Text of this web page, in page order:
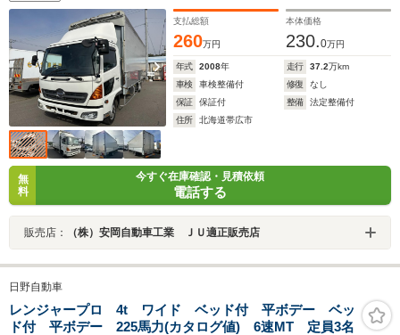
支払総額
260万円
本体価格
230.0万円
年式 2008年 走行 37.2万km
車検
車検整備付 修復
なし
保証
保証付 整備
法定整備付
住所
北海道帯広市
無
料
今すぐ在庫確認・見積依頼
電話する
販売店： （株）安岡自動車工業 ＪＵ適正販売店
日野自動車
レンジャープロ 4t ワイド ベッド付 平ボデー ベッ
ド付 平ボデー 225馬力(カタログ値) 6速MT 定員3名